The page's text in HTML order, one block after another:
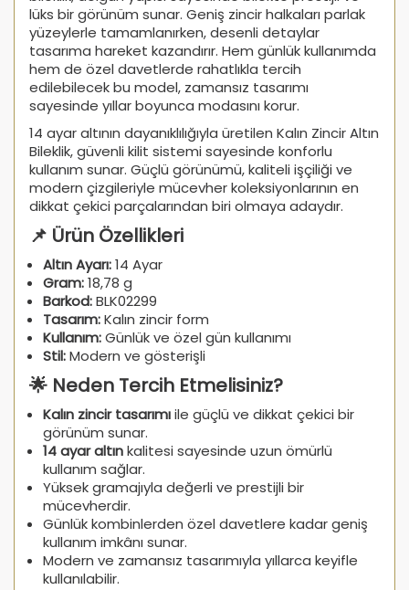
lüks bir görünüm sunar. Geniş zincir halkaları parlak
yüzeylerle tamamlanırken, desenli detaylar
tasarıma hareket kazandırır. Hem günlük kullanımda
hem de özel davetlerde rahatlıkla tercih
edilebilecek bu model, zamansız tasarımı
sayesinde yıllar boyunca modasını korur.
14 ayar altının dayanıklılığıyla üretilen Kalın Zincir Altın
Bileklik, güvenli kilit sistemi sayesinde konforlu
kullanım sunar. Güçlü görünümü, kaliteli işçiliği ve
modern çizgileriyle mücevher koleksiyonlarının en
dikkat çekici parçalarından biri olmaya adaydır.
📌 Ürün Özellikleri
Altın Ayarı:14 Ayar
Gram:18,78 g
Barkod:BLK02299
Tasarım:Kalın zincir form
Kullanım:Günlük ve özel gün kullanımı
Stil:Modern ve gösterişli
🌟 Neden Tercih Etmelisiniz?
Kalın zincir tasarımıile güçlü ve dikkat çekici bir
görünüm sunar.
14 ayar altınkalitesi sayesinde uzun ömürlü
kullanım sağlar.
Yüksek gramajıyla değerli ve prestijli bir
mücevherdir.
Günlük kombinlerden özel davetlere kadar geniş
kullanım imkânı sunar.
Modern ve zamansız tasarımıyla yıllarca keyifle
kullanılabilir.